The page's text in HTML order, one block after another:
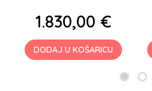
1.830,00 €
DODAJ U KOŠARICU